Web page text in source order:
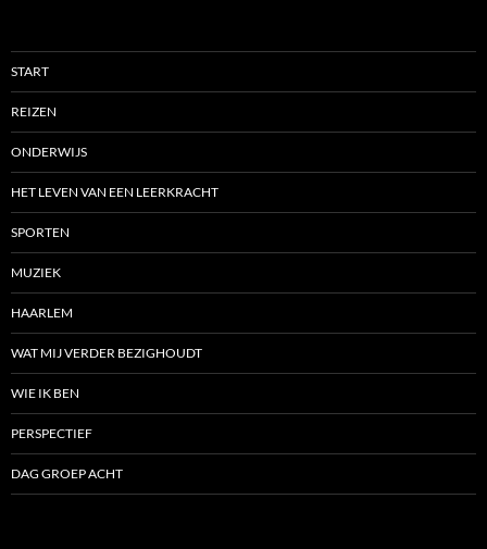
START
REIZEN
ONDERWIJS
HET LEVEN VAN EEN LEERKRACHT
SPORTEN
MUZIEK
HAARLEM
WAT MIJ VERDER BEZIGHOUDT
WIE IK BEN
PERSPECTIEF
DAG GROEP ACHT